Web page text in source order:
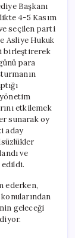
Başkanı
4-5 Kasım
seçilen parti
Asliye Hukuk
birleştirerek
para
etkilemek
sunarak oy
aday
ve
edildi.
ederken,
geleceği